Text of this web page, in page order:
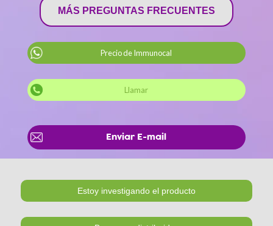
MÁS PREGUNTAS FRECUENTES
Precio de Immunocal
Llamar
Enviar E-mail